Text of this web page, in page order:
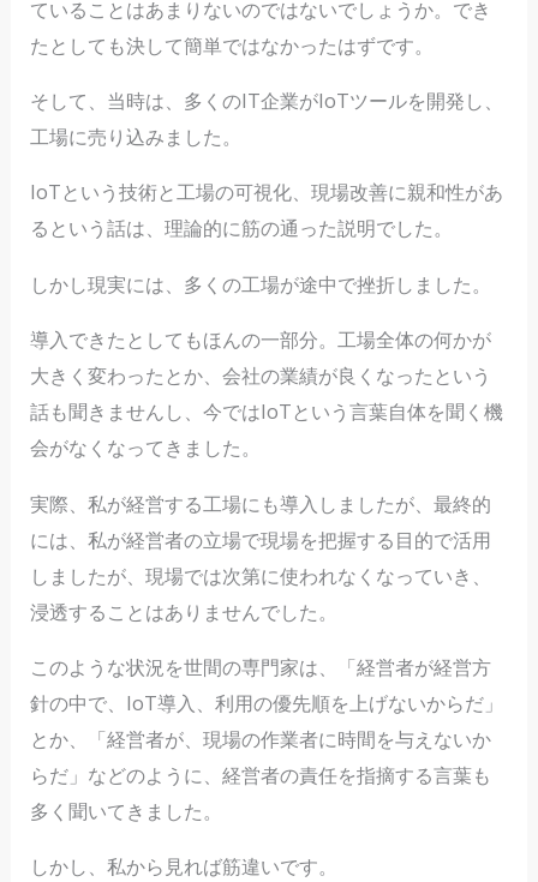
ていることはあまりないのではないでしょうか。でき
たとしても決して簡単ではなかったはずです。
そして、当時は、多くのIT企業がIoTツールを開発し、
工場に売り込みました。
IoTという技術と工場の可視化、現場改善に親和性があ
るという話は、理論的に筋の通った説明でした。
しかし現実には、多くの工場が途中で挫折しました。
導入できたとしてもほんの一部分。工場全体の何かが
大きく変わったとか、会社の業績が良くなったという
話も聞きませんし、今ではIoTという言葉自体を聞く機
会がなくなってきました。
実際、私が経営する工場にも導入しましたが、最終的
には、私が経営者の立場で現場を把握する目的で活用
しましたが、現場では次第に使われなくなっていき、
浸透することはありませんでした。
このような状況を世間の専門家は、「経営者が経営方
針の中で、IoT導入、利用の優先順を上げないからだ」
とか、「経営者が、現場の作業者に時間を与えないか
らだ」などのように、経営者の責任を指摘する言葉も
多く聞いてきました。
しかし、私から見れば筋違いです。